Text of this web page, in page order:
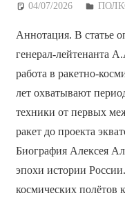
04/07/2026
Аннотация. В статье
генерал-лейтенанта
работа в ракетно-
лет охватывают
техники от первых
ракет до проекта
Биография Алексея
эпохи истории
космических полётов к